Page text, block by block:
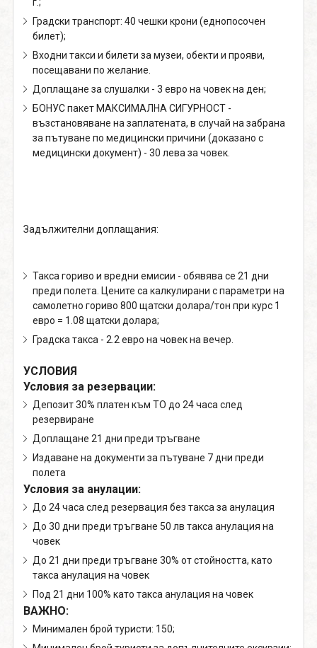
Градски транспорт: 40 чешки крони (еднопосочен
билет);
Входни такси и билети за музеи, обекти и прояви,
посещавани по желание.
Доплащане за слушалки - 3 евро на човек на ден;
БОНУС пакет МАКСИМАЛНА СИГУРНОСТ -
възстановяване на заплатената, в случай на забрана
за пътуване по медицински причини (доказано с
медицински документ) - 30 лева за човек.
Задължителни доплащания:
Такса гориво и вредни емисии - обявява се 21 дни
преди полета. Цените са калкулирани с параметри на
самолетно гориво 800 щатски долара/тон при курс 1
евро = 1.08 щатски долара;
Градска такса - 2.2 евро на човек на вечер.
УСЛОВИЯ
Условия за резервации:
Депозит 30% платен към ТО до 24 часа след
резервиране
Доплащане 21 дни преди тръгване
Издаване на документи за пътуване 7 дни преди
полета
Условия за анулации:
До 24 часа след резервация без такса за анулация
До 30 дни преди тръгване 50 лв такса анулация на
човек
До 21 дни преди тръгване 30% от стойността, като
такса анулация на човек
Под 21 дни 100% като такса анулация на човек
ВАЖНО:
Минимален брой туристи: 150;